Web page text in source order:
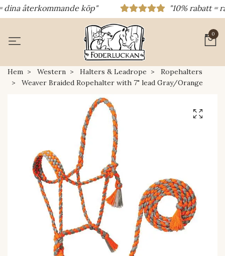
återkommande köp" "10% rabatt =
0
Hem Western Halters & Leadrope
Ropehalters
Weaver Braided Ropehalter with 7" lead Gray/Orange